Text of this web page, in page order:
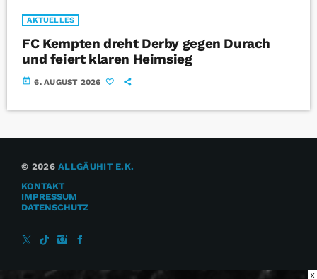
AKTUELLES
FC Kempten dreht Derby gegen Durach
und feiert klaren Heimsieg
today 6. AUGUST 2026
© 2026ALLGÄUHIT E.K.
KONTAKT
IMPRESSUM
DATENSCHUTZ
X